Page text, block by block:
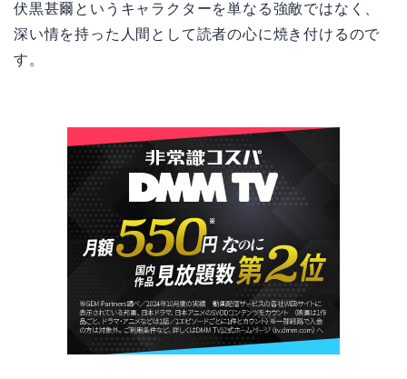
伏黒甚爾というキャラクターを単なる強敵ではなく、
深い情を持った人間として読者の心に焼き付けるので
す。